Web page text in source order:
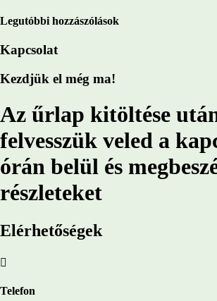
Legutóbbi hozzászólások
Kapcsolat
Kezdjük el még ma!
Az űrlap kitöltése
felvesszük veled a
órán belül és
részleteket
Elérhetőségek

Telefon